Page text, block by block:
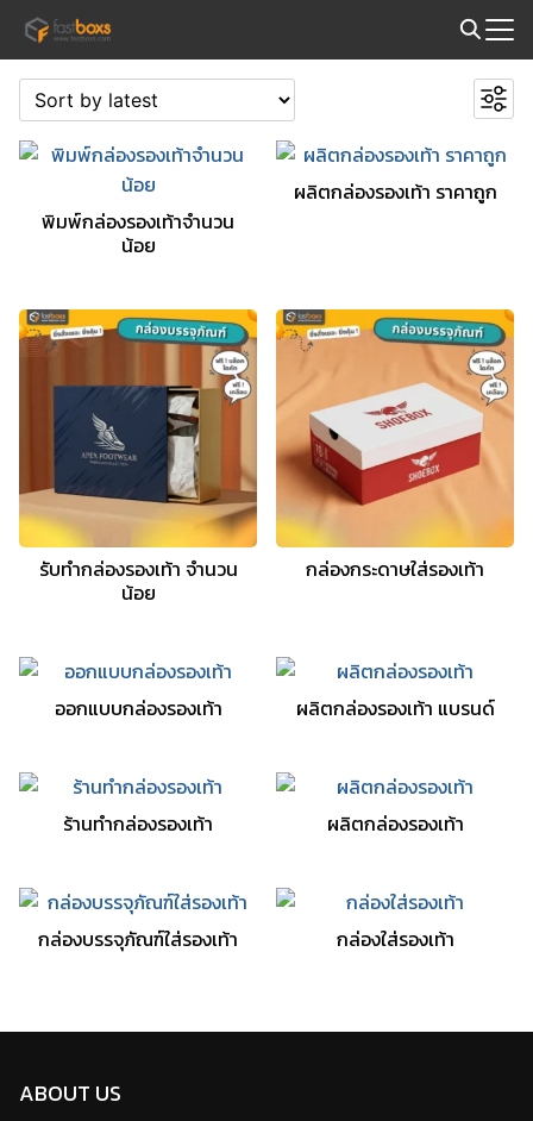
Skip
content
for:
พิมพ์กล่องรองเท้าจำนวน
น้อย
ผลิตกล่องรองเท้า ราคาถูก
รับทำกล่องรองเท้า จำนวน
น้อย
กล่องกระดาษใส่รองเท้า
ออกแบบกล่องรองเท้า ผลิตกล่องรองเท้า แบรนด์
ร้านทำกล่องรองเท้า ผลิตกล่องรองเท้า
กล่องบรรจุภัณฑ์ใส่รองเท้า กล่องใส่รองเท้า
ABOUT US